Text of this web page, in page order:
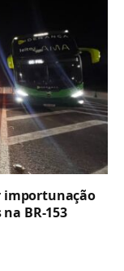
importunação
BR-153